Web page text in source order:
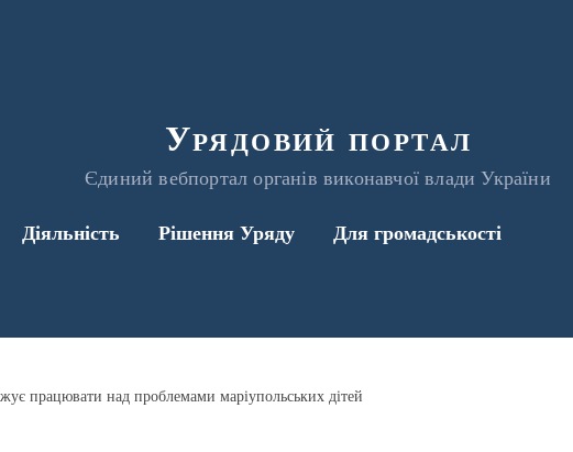
Урядовий портал
Єдиний вебпортал органів виконавчої влади України
Діяльність Рішення Уряду Для громадськості
працювати над проблемами маріупольських дітей